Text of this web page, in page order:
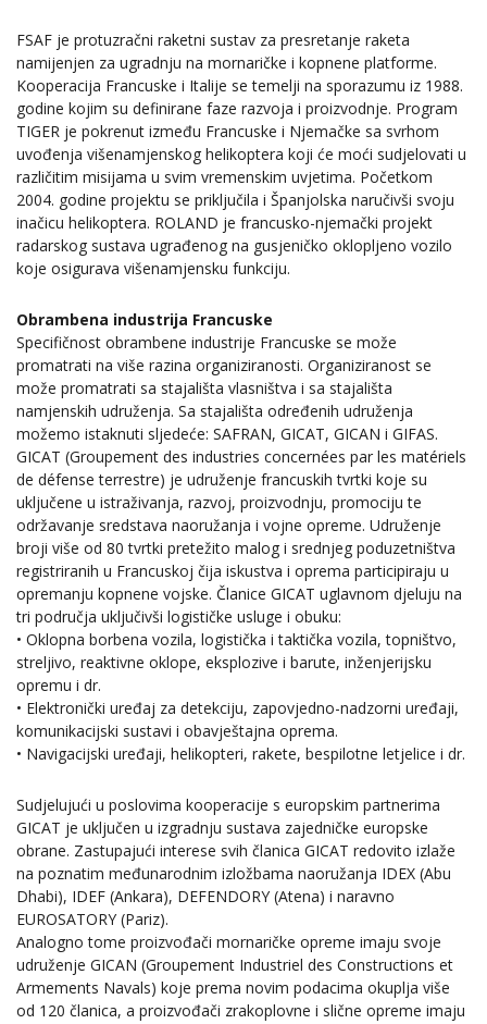
FSAF je protuzračni raketni sustav za presretanje raketa
namijenjen za ugradnju na mornaričke i kopnene platforme.
Kooperacija Francuske i Italije se temelji na sporazumu iz 1988.
godine kojim su definirane faze razvoja i proizvodnje. Program
TIGER je pokrenut između Francuske i Njemačke sa svrhom
uvođenja višenamjenskog helikoptera koji će moći sudjelovati u
različitim misijama u svim vremenskim uvjetima. Početkom
2004. godine projektu se priključila i Španjolska naručivši svoju
inačicu helikoptera. ROLAND je francusko-njemački projekt
radarskog sustava ugrađenog na gusjeničko oklopljeno vozilo
koje osigurava višenamjensku funkciju.
Obrambena industrija Francuske
Specifičnost obrambene industrije Francuske se može
promatrati na više razina organiziranosti. Organiziranost se
može promatrati sa stajališta vlasništva i sa stajališta
namjenskih udruženja. Sa stajališta određenih udruženja
možemo istaknuti sljedeće: SAFRAN, GICAT, GICAN i GIFAS.
GICAT (Groupement des industries concernées par les matériels
de défense terrestre) je udruženje francuskih tvrtki koje su
uključene u istraživanja, razvoj, proizvodnju, promociju te
održavanje sredstava naoružanja i vojne opreme. Udruženje
broji više od 80 tvrtki pretežito malog i srednjeg poduzetništva
registriranih u Francuskoj čija iskustva i oprema participiraju u
opremanju kopnene vojske. Članice GICAT uglavnom djeluju na
tri područja uključivši logističke usluge i obuku:
• Oklopna borbena vozila, logistička i taktička vozila, topništvo,
streljivo, reaktivne oklope, eksplozive i barute, inženjerijsku
opremu i dr.
• Elektronički uređaj za detekciju, zapovjedno-nadzorni uređaji,
komunikacijski sustavi i obavještajna oprema.
• Navigacijski uređaji, helikopteri, rakete, bespilotne letjelice i dr.
Sudjelujući u poslovima kooperacije s europskim partnerima
GICAT je uključen u izgradnju sustava zajedničke europske
obrane. Zastupajući interese svih članica GICAT redovito izlaže
na poznatim međunarodnim izložbama naoružanja IDEX (Abu
Dhabi), IDEF (Ankara), DEFENDORY (Atena) i naravno
EUROSATORY (Pariz).
Analogno tome proizvođači mornaričke opreme imaju svoje
udruženje GICAN (Groupement Industriel des Constructions et
Armements Navals) koje prema novim podacima okuplja više
od 120 članica, a proizvođači zrakoplovne i slične opreme imaju